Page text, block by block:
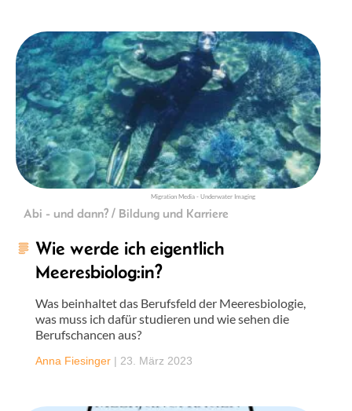
Migration Media - Underwater Imaging
Abi - und dann? / Bildung und Karriere
Wie werde ich eigentlich
Meeresbiolog:in?
Was beinhaltet das Berufsfeld der Meeresbiologie,
was muss ich dafür studieren und wie sehen die
Berufschancen aus?
Anna Fiesinger | 23. März 2023